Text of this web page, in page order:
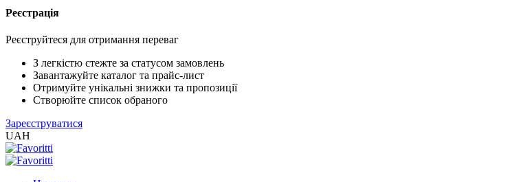
Реєстрація
Реєструйтеся для отримання переваг
З легкістю стежте за статусом замовлень
Завантажуйте каталог та прайс-лист
Отримуйте унікальні знижки та пропозиції
Створюйте список обраного
Зареєструватися
UAH
/
2005
(Розн.)
/
EXCEL
2005
(Опт)